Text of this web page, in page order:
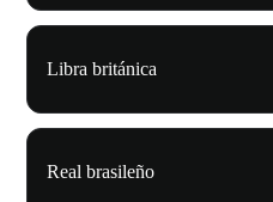
Libra británica
Real brasileño